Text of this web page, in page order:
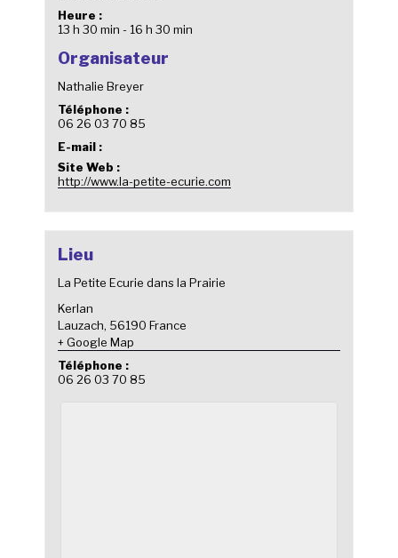
Heure :
13 h 30 min - 16 h 30 min
Organisateur
Nathalie Breyer
Téléphone :
06 26 03 70 85
E-mail :
Site Web :
http://www.la-petite-ecurie.com
Lieu
La Petite Ecurie dans la Prairie
Kerlan
Lauzach, 56190 France
+ Google Map
Téléphone :
06 26 03 70 85